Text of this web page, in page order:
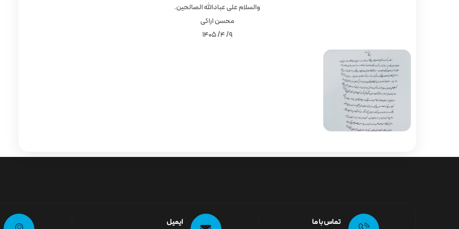
والسلام علی عبادالله الصالحین.
محسن اراکی
9/ 4/ 1405
تماس با ما
ایمیل